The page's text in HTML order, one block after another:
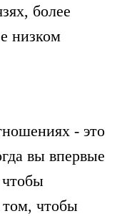
более
низком
- это
вы впервые
том, чтобы